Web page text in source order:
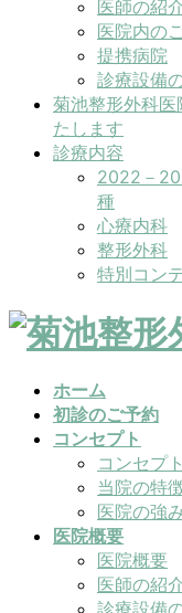
医師の紹
医院内の
提携病院
診療設備
菊池整形外科
たします
診療内容
2022－
種
心療内科
整形外科
特別コン
ホーム
初診のご予約
コンセプト
コンセプト
当院の特
医院の強
医院概要
医院概要
医師の紹
診療設備